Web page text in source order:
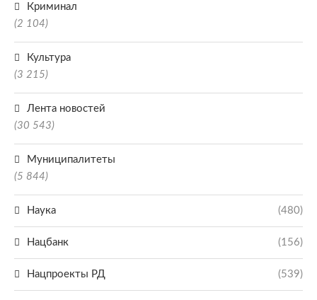
Криминал
(2 104)
Культура
(3 215)
Лента новостей
(30 543)
Муниципалитеты
(5 844)
Наука (480)
Нацбанк (156)
Нацпроекты РД (539)